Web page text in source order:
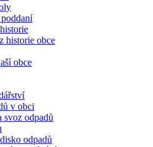
historie obce
obce
v obci
svoz odpadů
odpadů